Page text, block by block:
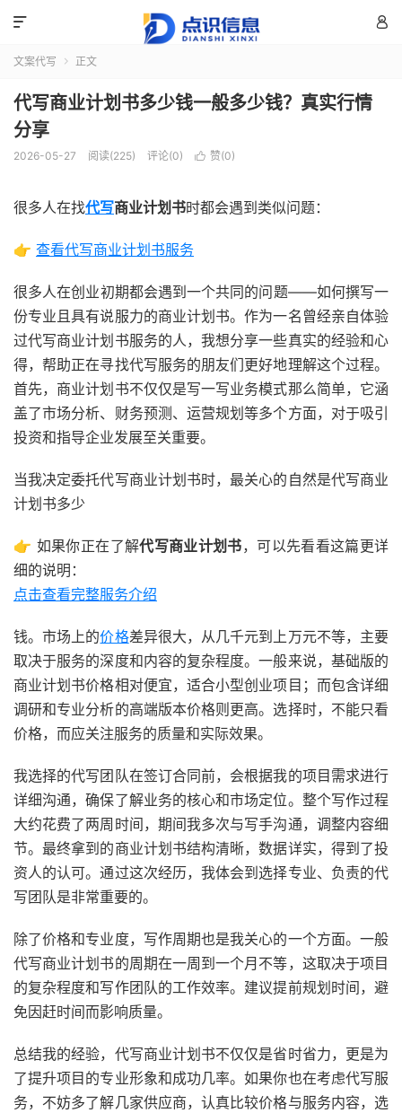


文案代写  正文
代写商业计划书多少钱一般多少钱？真实行情
分享
2026-05-27 阅读(225) 评论(0)  赞(0)
很多人在找代写商业计划书时都会遇到类似问题：
👉 查看代写商业计划书服务
很多人在创业初期都会遇到一个共同的问题——如何撰写一
份专业且具有说服力的商业计划书。作为一名曾经亲自体验
过代写商业计划书服务的人，我想分享一些真实的经验和心
得，帮助正在寻找代写服务的朋友们更好地理解这个过程。
首先，商业计划书不仅仅是写一写业务模式那么简单，它涵
盖了市场分析、财务预测、运营规划等多个方面，对于吸引
投资和指导企业发展至关重要。
当我决定委托代写商业计划书时，最关心的自然是代写商业
计划书多少
👉 如果你正在了解代写商业计划书，可以先看看这篇更详
细的说明：
点击查看完整服务介绍
钱。市场上的价格差异很大，从几千元到上万元不等，主要
取决于服务的深度和内容的复杂程度。一般来说，基础版的
商业计划书价格相对便宜，适合小型创业项目；而包含详细
调研和专业分析的高端版本价格则更高。选择时，不能只看
价格，而应关注服务的质量和实际效果。
我选择的代写团队在签订合同前，会根据我的项目需求进行
详细沟通，确保了解业务的核心和市场定位。整个写作过程
大约花费了两周时间，期间我多次与写手沟通，调整内容细
节。最终拿到的商业计划书结构清晰，数据详实，得到了投
资人的认可。通过这次经历，我体会到选择专业、负责的代
写团队是非常重要的。
除了价格和专业度，写作周期也是我关心的一个方面。一般
代写商业计划书的周期在一周到一个月不等，这取决于项目
的复杂程度和写作团队的工作效率。建议提前规划时间，避
免因赶时间而影响质量。
总结我的经验，代写商业计划书不仅仅是省时省力，更是为
了提升项目的专业形象和成功几率。如果你也在考虑代写服
务，不妨多了解几家供应商，认真比较价格与服务内容，选